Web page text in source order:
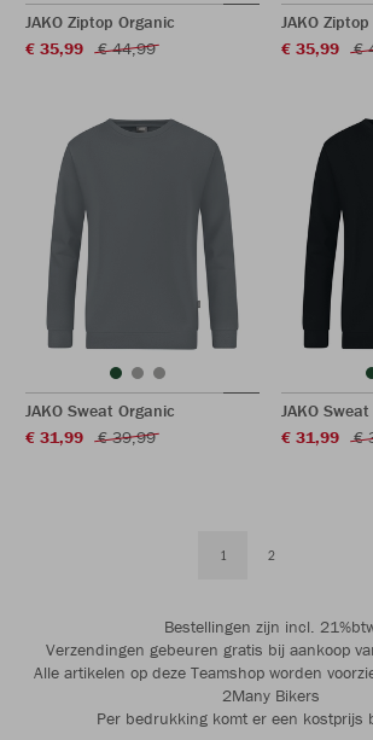
JAKO Ziptop Organic
€ 35,99
€ 44,99
JAKO
€ 35,99
€
JAKO Sweat Organic
€ 31,99
€ 39,99
JAKO
€ 31,99
€
1 2
Bestellingen zijn incl.
Verzendingen gebeuren gratis bij aankoop
Alle artikelen op deze Teamshop worden
2Many Bikers
Per bedrukking komt er een kostprijs